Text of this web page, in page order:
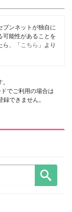
ブンネットが独自に
可能性があることを
ら、「 こちら 」より
でご利用の場合は
できません。